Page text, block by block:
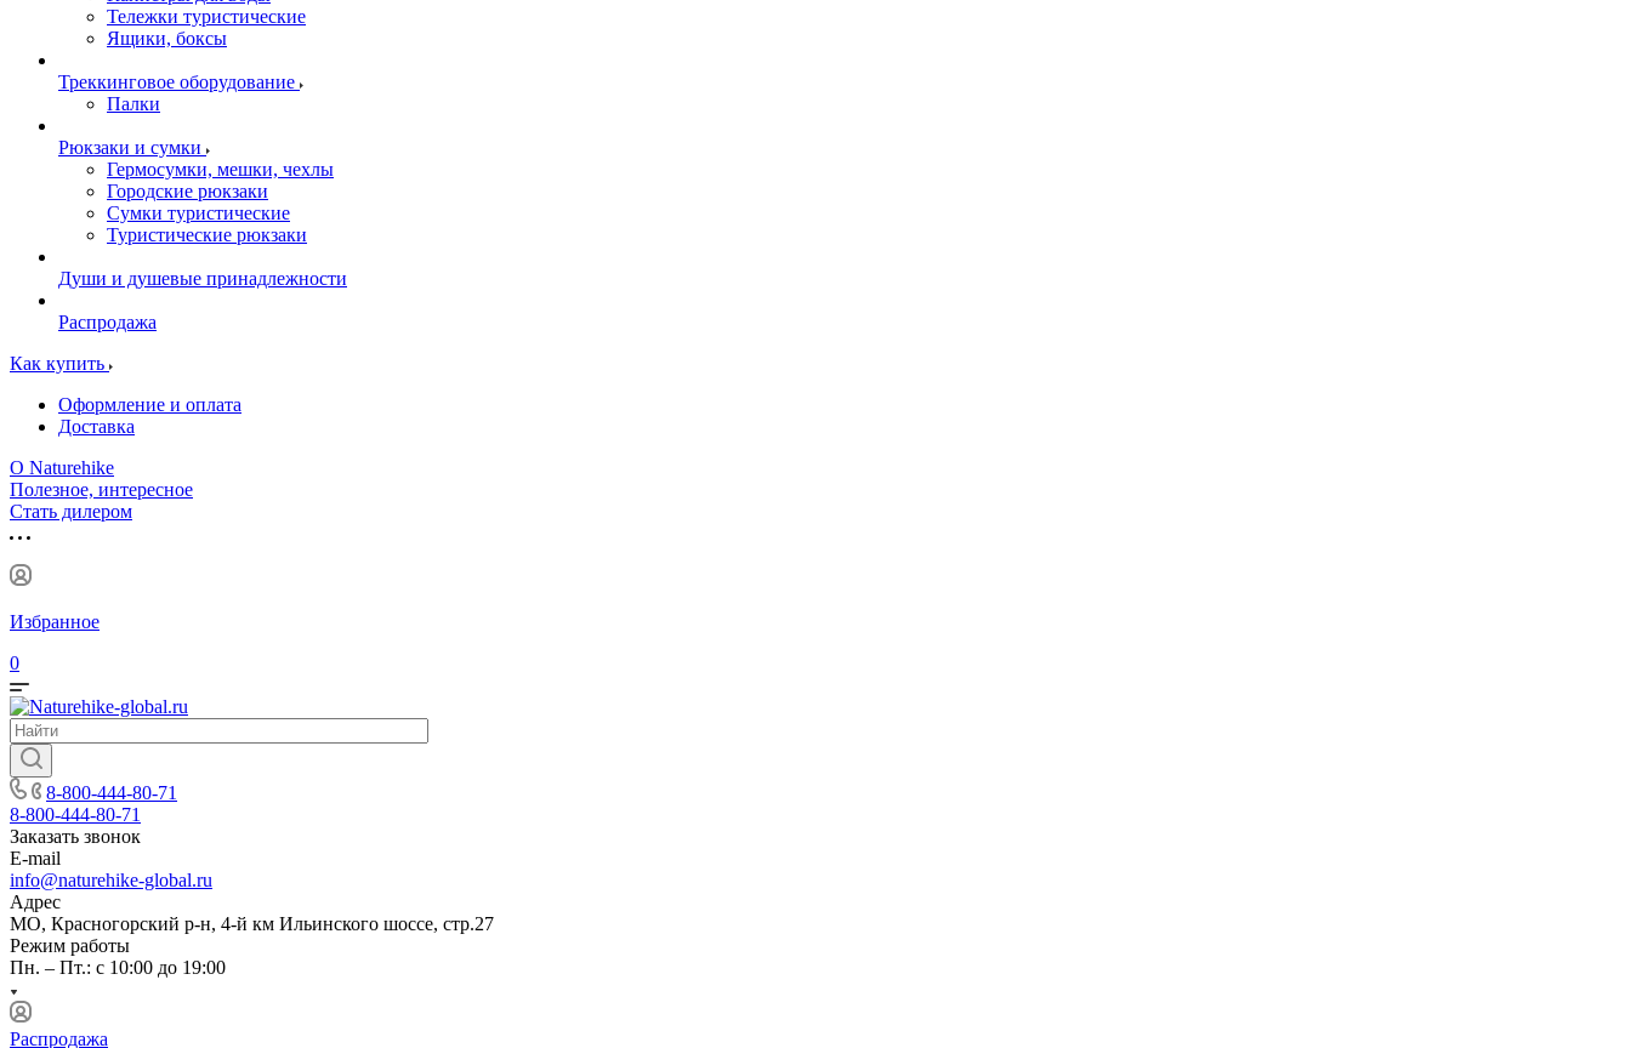
Тележки туристические
Ящики, боксы
Треккинговое оборудование
Палки
Рюкзаки и сумки
Гермосумки, мешки, чехлы
Городские рюкзаки
Сумки туристические
Туристические рюкзаки
Души и душевые принадлежности
Распродажа
Как купить
Оформление и оплата
Доставка
О Naturehike
Полезное, интересное
Стать дилером
Избранное
0
8-800-444-80-71
8-800-444-80-71
Заказать звонок
E-mail
info@naturehike-global.ru
Адрес
МО, Красногорский р-н, 4-й км Ильинского шоссе, стр.27
Режим работы
Пн. – Пт.: с 10:00 до 19:00
Распродажа